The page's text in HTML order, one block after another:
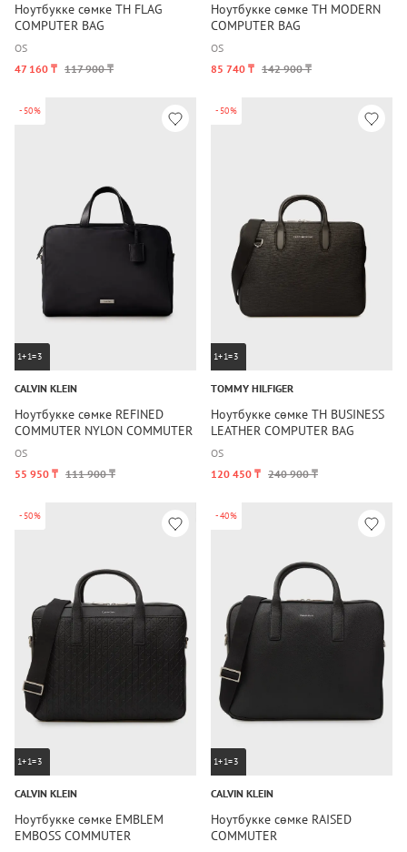
Ноутбукке сөмке TH FLAG
COMPUTER BAG
OS
47 160 ₸ 117 900 ₸
Ноутбукке сөмке TH MODERN
COMPUTER BAG
OS
85 740 ₸ 142 900 ₸
-50%
1+1=3
CALVIN KLEIN
Ноутбукке сөмке REFINED
COMMUTER NYLON COMMUTER
OS
55 950 ₸ 111 900 ₸
-50%
1+1=3
TOMMY HILFIGER
Ноутбукке сөмке TH BUSINESS
LEATHER COMPUTER BAG
OS
120 450 ₸ 240 900 ₸
-50%
1+1=3
CALVIN KLEIN
Ноутбукке сөмке EMBLEM
EMBOSS COMMUTER
-40%
1+1=3
CALVIN KLEIN
Ноутбукке сөмке RAISED
COMMUTER